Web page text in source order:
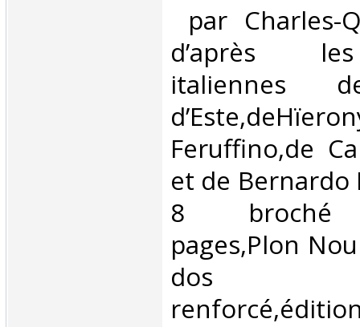
par
d’après
italiennes
Feruffino,de
et de Bernardo
8 broché
pages,Plon
dos